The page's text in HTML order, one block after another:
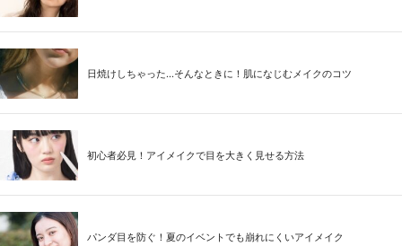
日焼けしちゃった...そんなときに！肌になじむメイクのコツ
初心者必見！アイメイクで目を大きく見せる方法
パンダ目を防ぐ！夏のイベントでも崩れにくいアイメイク